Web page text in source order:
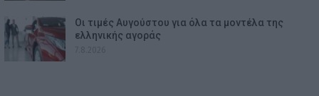
Οι τιμές Αυγούστου για όλα τα μοντέλα της
ελληνικής αγοράς